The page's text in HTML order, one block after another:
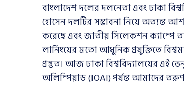
বাংলাদেশ দলের দলনেতা এবং ঢাকা
হোসেন দলটির সম্ভাবনা নিয়ে অত্যন্ত
করেছে এবং জাতীয় সিলেকশন ক্যাম্পে
লার্নিংয়ের মতো আধুনিক প্রযুক্তিতে
প্রস্তুত। আজ ঢাকা বিশ্ববিদ্যালয়ের এই
অলিম্পিয়াড (IOAI) পর্যন্ত আমাদের